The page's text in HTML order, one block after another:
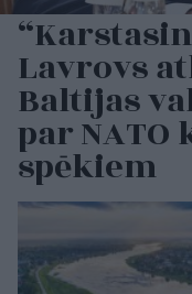
Lavrovs
Baltijas
par
spēkiem